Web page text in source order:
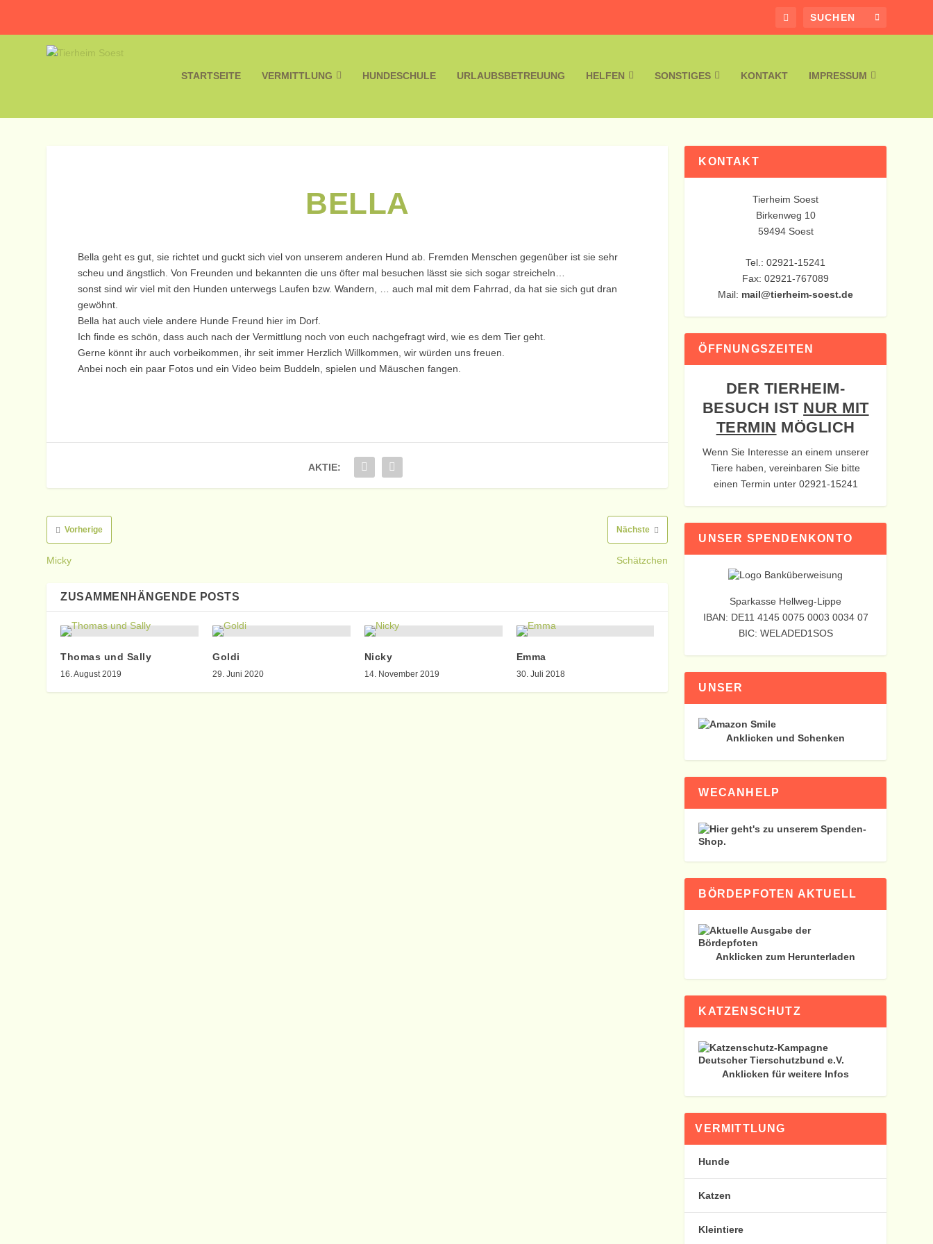
STARTSEITE VERMITTLUNG HUNDESCHULE URLAUBSBETREUUNG HELFEN SONSTIGES KONTAKT IMPRESSUM
BELLA
Bella geht es gut, sie richtet und guckt sich viel von unserem anderen Hund ab. Fremden Menschen gegenüber ist sie sehr
scheu und ängstlich. Von Freunden und bekannten die uns öfter mal besuchen lässt sie sich sogar streicheln…
sonst sind wir viel mit den Hunden unterwegs Laufen bzw. Wandern, … auch mal mit dem Fahrrad, da hat sie sich gut dran
gewöhnt.
Bella hat auch viele andere Hunde Freund hier im Dorf.
Ich finde es schön, dass auch nach der Vermittlung noch von euch nachgefragt wird, wie es dem Tier geht.
Gerne könnt ihr auch vorbeikommen, ihr seit immer Herzlich Willkommen, wir würden uns freuen.
Anbei noch ein paar Fotos und ein Video beim Buddeln, spielen und Mäuschen fangen.
AKTIE:
Vorherige
Micky
Nächste
Schätzchen
ZUSAMMENHÄNGENDE POSTS
Thomas und Sally
16. August 2019
Goldi
29. Juni 2020
Nicky
14. November 2019
Emma
30. Juli 2018
KONTAKT
Tierheim Soest
Birkenweg 10
59494 Soest
Tel.: 02921-15241
Fax: 02921-767089
Mail: mail@tierheim-soest.de
ÖFFNUNGSZEITEN
DER TIERHEIM-
BESUCH IST NUR MIT
TERMIN MÖGLICH
Wenn Sie Interesse an einem unserer
Tiere haben, vereinbaren Sie bitte
einen Termin unter 02921-15241
UNSER SPENDENKONTO
Sparkasse Hellweg-Lippe
IBAN: DE11 4145 0075 0003 0034 07
BIC: WELADED1SOS
UNSER
Anklicken und Schenken
WECANHELP
BÖRDEPFOTEN AKTUELL
Anklicken zum Herunterladen
KATZENSCHUTZ
Anklicken für weitere Infos
VERMITTLUNG
Hunde
Katzen
Kleintiere